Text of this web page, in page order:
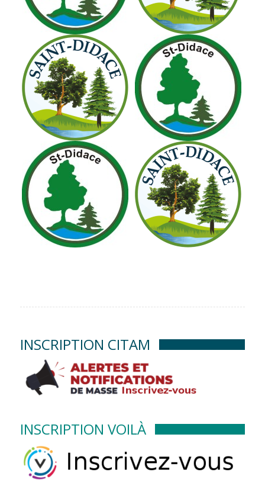
INSCRIPTION CITAM
INSCRIPTION VOILÀ